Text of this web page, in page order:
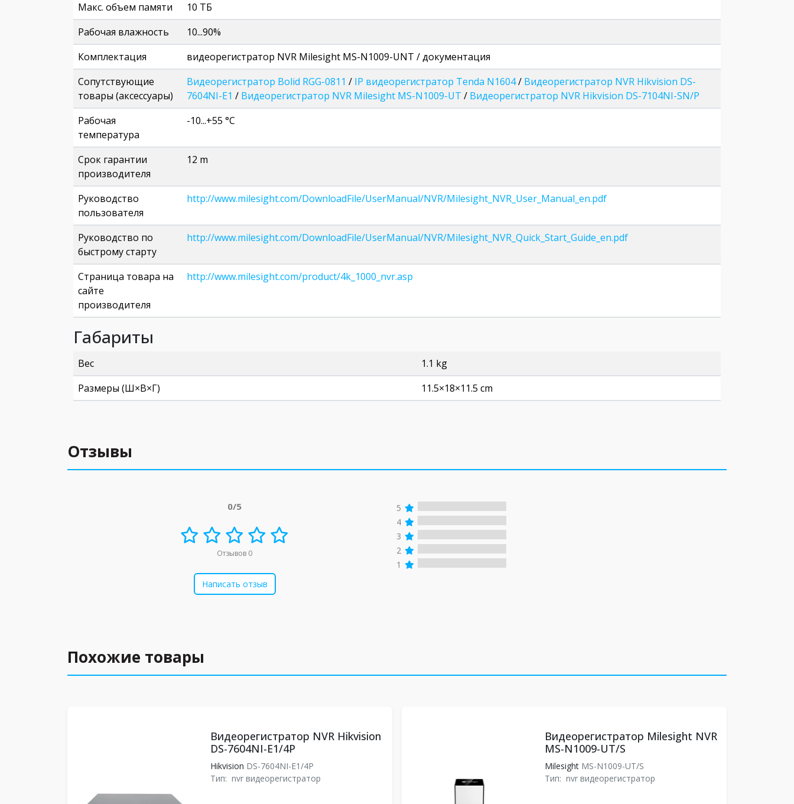
Макс. объем памяти
10 ТБ
Рабочая влажность
10...90%
Комплектация
видеорегистратор NVR Milesight MS-N1009-UNT / документация
Сопутствующие
товары (аксессуары)
Видеорегистратор Bolid RGG-0811 / IP видеорегистратор Tenda N1604/ Видеорегистратор NVR Hikvision DS-
7604NI-E1 / Видеорегистратор NVR Milesight MS-N1009-UT / Видеорегистратор NVR Hikvision DS-7104NI-SN/P
Рабочая
температура
-10...+55 °C
Срок гарантии
производителя
12 m
Руководство
пользователя
http://www.milesight.com/DownloadFile/UserManual/NVR/Milesight_NVR_User_Manual_en.pdf
Руководство по
быстрому старту
http://www.milesight.com/DownloadFile/UserManual/NVR/Milesight_NVR_Quick_Start_Guide_en.pdf
Страница товара на
сайте
производителя
http://www.milesight.com/product/4k_1000_nvr.asp
Габариты
Вес
1.1 kg
Размеры (Ш×В×Г)
11.5×18×11.5 cm
Отзывы
0/5
Отзывов 0
Написать отзыв
5
4
3
2
1
Похожие товары
Видеорегистратор NVR Hikvision
DS-7604NI-E1/4P
Hikvision DS-7604NI-E1/4P
Тип: nvr видеорегистратор
Видеорегистратор Milesight NVR
MS-N1009-UT/S
MilesightMS-N1009-UT/S
Тип: nvr видеорегистратор